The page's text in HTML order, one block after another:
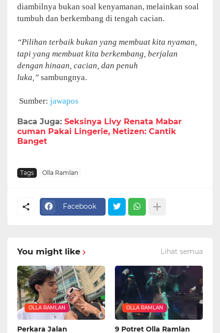
diambilnya bukan soal kenyamanan, melainkan soal
tumbuh dan berkembang di tengah cacian.
“Pilihan terbaik bukan yang membuat kita nyaman,
tapi yang membuat kita berkembang, berjalan
dengan hinaan, cacian, dan penuh
luka,” sambungnya.
Sumber: jawapos
Baca Juga: Seksinya Livy Renata Mabar
cuman Pakai Lingerie, Netizen: Cantik
Banget
Tags Olla Ramlan
Facebook
You might like Lihat semua
OLLA RAMLAN
Perkara Jalan
OLLA RAMLAN
9 Potret Olla Ramlan